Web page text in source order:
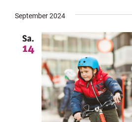
wählen.
September 2024
Sa.
14